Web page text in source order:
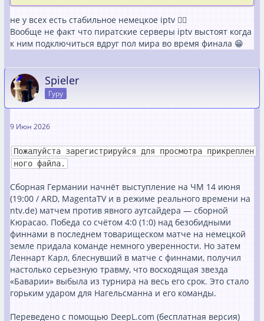
не у всех есть стабильное немецкое iptv 🤷‍♂️
Вообще не факт что пиратские серверы iptv выстоят когда
к ним подключиться вдруг пол мира во время финала 😁
Spieler
Гуру
9 Июн 2026
Пожалуйста зарегистрируйся для просмотра прикреплен
ного файла.
Сборная Германии начнёт выступление на ЧМ 14 июня
(19:00 / ARD, MagentaTV и в режиме реального времени на
ntv.de) матчем против явного аутсайдера — сборной
Кюрасао. Победа со счётом 4:0 (1:0) над безобидными
финнами в последнем товарищеском матче на немецкой
земле придала команде немного уверенности. Но затем
Леннарт Карл, блеснувший в матче с финнами, получил
настолько серьезную травму, что восходящая звезда
«Баварии» выбыла из турнира на весь его срок. Это стало
горьким ударом для Нагельсманна и его команды.
Переведено с помощью DeepL.com (бесплатная версия)